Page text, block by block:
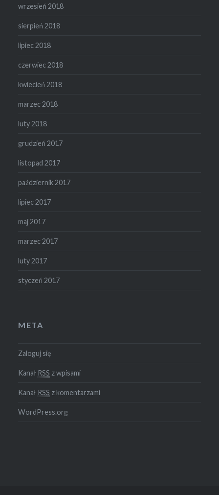
wrzesień 2018
sierpień 2018
lipiec 2018
czerwiec 2018
kwiecień 2018
marzec 2018
luty 2018
grudzień 2017
listopad 2017
październik 2017
lipiec 2017
maj 2017
marzec 2017
luty 2017
styczeń 2017
META
Zaloguj się
Kanał RSS z wpisami
Kanał RSS z komentarzami
WordPress.org